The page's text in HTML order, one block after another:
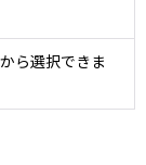
ら選択できま